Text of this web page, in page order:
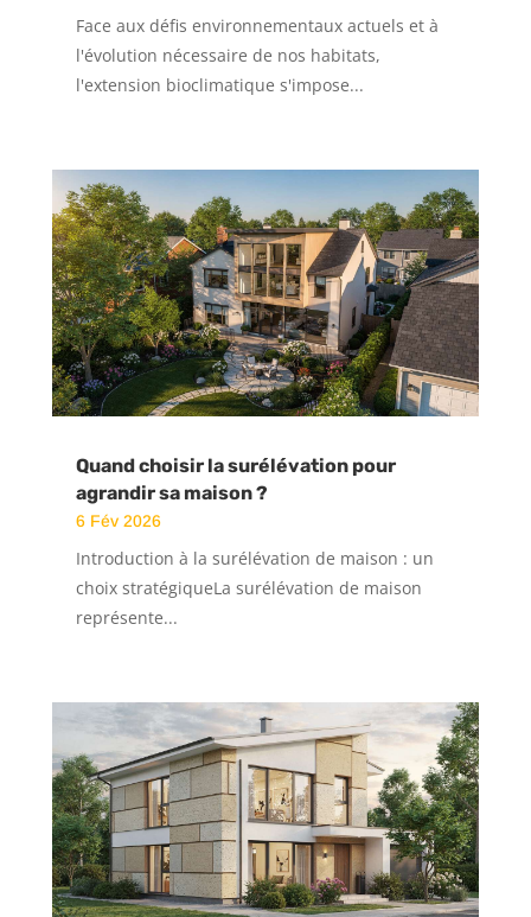
Face aux défis environnementaux actuels et à
l'évolution nécessaire de nos habitats,
l'extension bioclimatique s'impose...
Quand choisir la surélévation pour
agrandir sa maison ?
6 Fév 2026
Introduction à la surélévation de maison : un
choix stratégiqueLa surélévation de maison
représente...